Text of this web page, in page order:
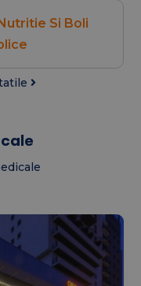
Si Boli